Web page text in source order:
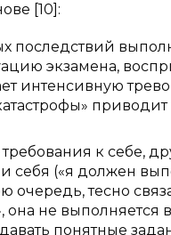
[10]:
последствий
экзамена,
интенсивную
к себе,
(«я должен
тесно
не выполняется
понятные